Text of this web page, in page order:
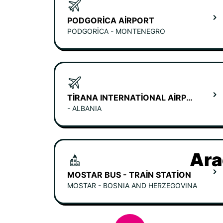
PODGORICA AIRPORT
PODGORICA - MONTENEGRO
TIRANA INTERNATIONAL AIRPORT
- ALBANIA
MOSTAR BUS - TRAIN STATION
MOSTAR - BOSNIA AND HERZEGOVINA